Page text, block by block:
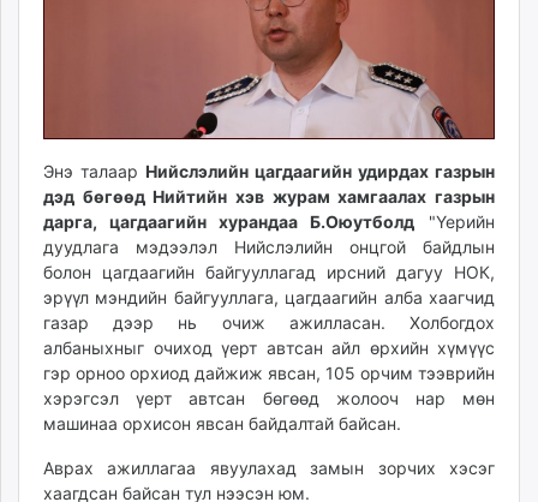
unen.mn
asu.mn
shudarga.mn
shuurhai.mn
unuudur.mn
mglradio.com
fact.mn
itoim.mn
tumen.mn
times.mn
tvmongolia.mn
Энэ талаар Нийслэлийн цагдаагийн удирдах газрын
дэд бөгөөд Нийтийн хэв журам хамгаалах газрын
дарга, цагдаагийн хурандаа Б.Оюутболд "Үерийн
дуудлага мэдээлэл Нийслэлийн онцгой байдлын
болон цагдаагийн байгууллагад ирсний дагуу НОК,
эрүүл мэндийн байгууллага, цагдаагийн алба хаагчид
газар дээр нь очиж ажилласан. Холбогдох
албаныхныг очиход үерт автсан айл өрхийн хүмүүс
гэр орноо орхиод дайжиж явсан, 105 орчим тээврийн
хэрэгсэл үерт автсан бөгөөд жолооч нар мөн
машинаа орхисон явсан байдалтай байсан.
Аврах ажиллагаа явуулахад замын зорчих хэсэг
хаагдсан байсан тул нээсэн юм.